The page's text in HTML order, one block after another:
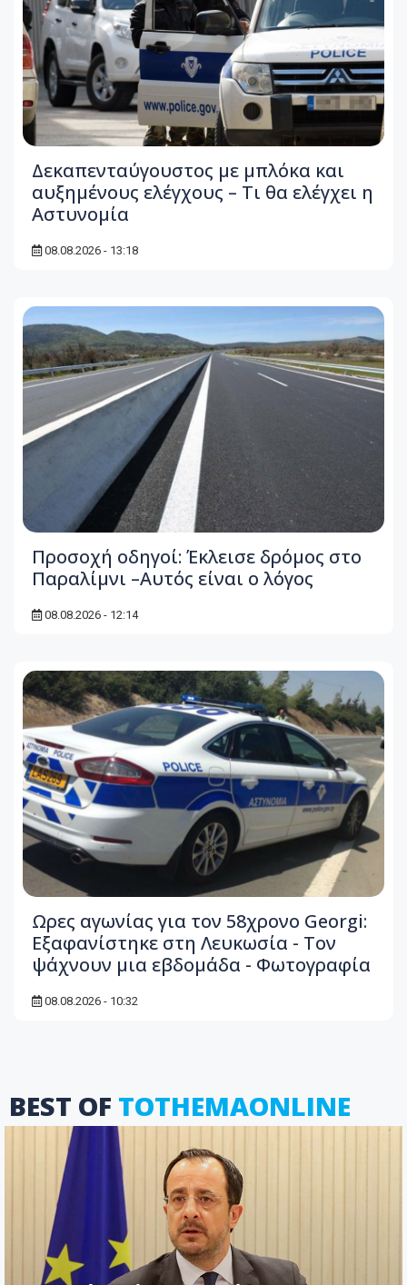
Δεκαπενταύγουστος με μπλόκα και
αυξημένους ελέγχους – Τι θα ελέγχει η
Αστυνομία
08.08.2026 - 13:18
Προσοχή οδηγοί: Έκλεισε δρόμος στο
Παραλίμνι –Αυτός είναι ο λόγος
08.08.2026 - 12:14
Ωρες αγωνίας για τον 58χρονο Georgi:
Εξαφανίστηκε στη Λευκωσία - Toν
ψάχνουν μια εβδομάδα - Φωτογραφία
08.08.2026 - 10:32
BEST OF TOTHEMAONLINE